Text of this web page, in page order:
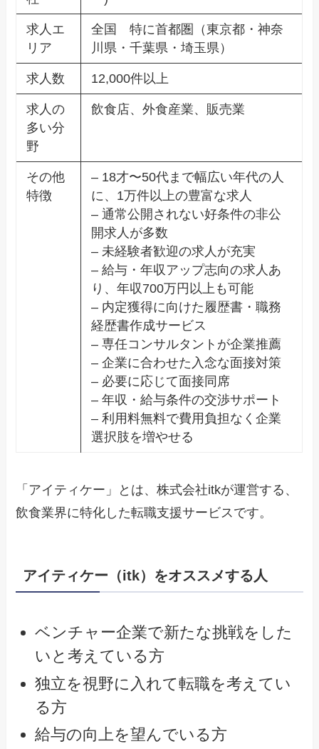
求人エ
リア
全国 特に首都圏（東京都・神奈
川県・千葉県・埼玉県）
求人数 12,000件以上
求人の
多い分
野
飲食店、外食産業、販売業
その他
特徴
– 18才〜50代まで幅広い年代の人
に、1万件以上の豊富な求人
– 通常公開されない好条件の非公
開求人が多数
– 未経験者歓迎の求人が充実
– 給与・年収アップ志向の求人あ
り、年収700万円以上も可能
– 内定獲得に向けた履歴書・職務
経歴書作成サービス
– 専任コンサルタントが企業推薦
– 企業に合わせた入念な面接対策
– 必要に応じて面接同席
– 年収・給与条件の交渉サポート
– 利用料無料で費用負担なく企業
選択肢を増やせる
「アイティケー」とは、株式会社itkが運営する、
飲食業界に特化した転職支援サービスです。
アイティケー（itk）をオススメする人
ベンチャー企業で新たな挑戦をした
いと考えている方
独立を視野に入れて転職を考えてい
る方
給与の向上を望んでいる方